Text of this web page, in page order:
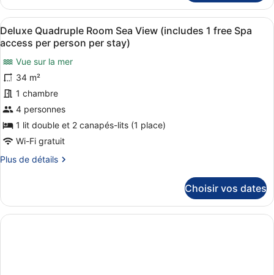
1
free
Spa
access
per
person
per
stay)
le
type
de
chambre
Junior
Studio
Suite
(includes
free
Spa
access
per
per
Afficher
toutes
les
photos
pour
ce
type
de
chambre :
Quadruple
View
(includes
Une chambre d’hôtel avec deux
4
Deluxe Quadruple Room Sea View (includes 1 free Spa
access per person per stay)
Vue sur la mer
34 m²
1 chambre
4 personnes
1 lit double et 2 canapés-lits (1 place)
Wi-Fi gratuit
Plus de détails
Plus
le
type
de
Choisir vos dates